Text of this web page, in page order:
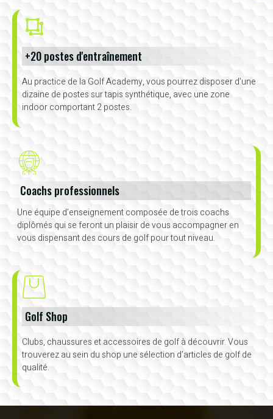
+20 postes d'entraînement
Au practice de la Golf Academy, vous pourrez disposer d’une
dizaine de postes sur tapis synthétique, avec une zone
indoor comportant 2 postes.
Coachs professionnels
Une équipe d’enseignement composée de trois coachs
diplômés qui se feront un plaisir de vous accompagner en
vous dispensant des cours de golf pour tout niveau.
Golf Shop
Clubs, chaussures et accessoires de golf à découvrir. Vous
trouverez au sein du shop une sélection d’articles de golf de
qualité.